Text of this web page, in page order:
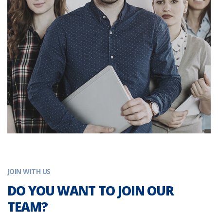
JOIN WITH US
DO YOU WANT TO JOIN OUR
TEAM?